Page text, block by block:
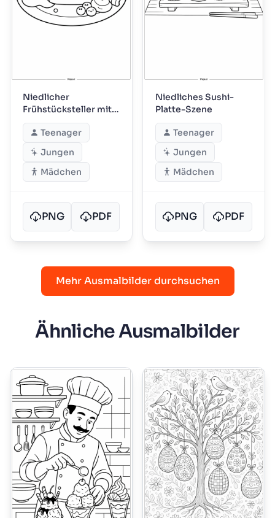
Niedlicher
Frühstücksteller mit
Waffel
Teenager
Jungen
Mädchen
PNG PDF
Niedliches Sushi-
Platte-Szene
Teenager
Jungen
Mädchen
PNG PDF
Mehr Ausmalbilder durchsuchen
Ähnliche Ausmalbilder